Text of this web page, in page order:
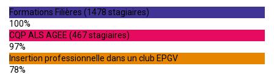
Formations Filières (1478 stagiaires)
100%
CQP ALS AGEE (467 stagiaires)
97%
Insertion professionnelle dans un club EPGV
78%